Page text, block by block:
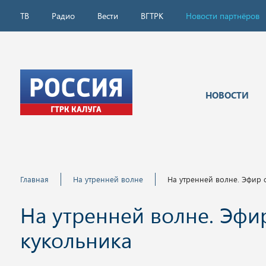
ТВ Радио Вести ВГТРК Новости партнёров
НОВОСТИ
Главная На утренней волне На утренней волне. Эфир
На утренней волне.
кукольника